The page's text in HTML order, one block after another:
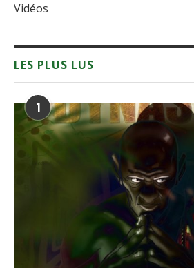
Vidéos
LES PLUS LUS
1